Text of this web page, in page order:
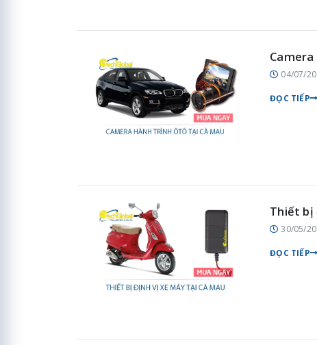
04/07/
ĐỌC TIẾP
Thiết bị
30/05/
ĐỌC TIẾP